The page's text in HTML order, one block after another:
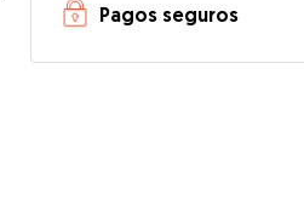
Pagos seguros